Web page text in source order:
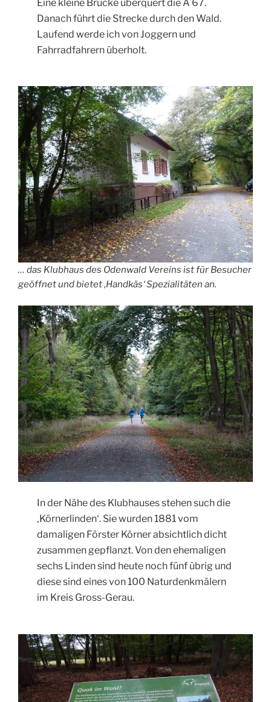
Eine kleine Brücke überquert die A 67.
Danach führt die Strecke durch den Wald.
Laufend werde ich von Joggern und
Fahrradfahrern überholt.
… das Klubhaus des Odenwald Vereins ist für Besucher
geöffnet und bietet ‚Handkäs‘ Spezialitäten an.
In der Nähe des Klubhauses stehen such die
‚Körnerlinden‘. Sie wurden 1881 vom
damaligen Förster Körner absichtlich dicht
zusammen gepflanzt. Von den ehemaligen
sechs Linden sind heute noch fünf übrig und
diese sind eines von 100 Naturdenkmälern
im Kreis Gross-Gerau.